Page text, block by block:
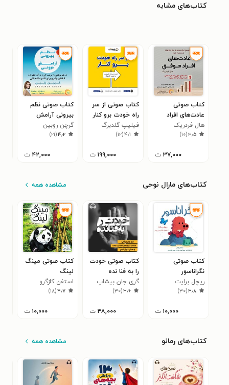
کتاب‌های مشابه
کتاب صوتی
عادت‌های افراد
موفق
هال فردریک
۳٫۵(۱۰)
۳۷,۰۰۰ ت
کتاب صوتی از سر
راه خودت برو کنار
فیلیپ گلدبرگ
۴٫۱(۱۲)
۱۹۹,۰۰۰ ت
کتاب صوتی نظم
بیرونی آرامش
درونی
گرچن روبین
۴٫۲(۲۱)
۴۲,۰۰۰ ت
کتاب‌های مارال نوحی مشاهده همه
کتاب صوتی
نگراناسور
ریچل برایت
۳٫۸(۳۰)
۱۰,۰۰۰ ت
کتاب صوتی خودت
را به فنا نده
گری جان بیشاپ
۳٫۶(۳۰)
۴۸,۰۰۰ ت
کتاب صوتی مینگ
لینگ
استفن کازگرو
۴٫۷(۱۸)
۱۰,۰۰۰ ت
کتاب‌های رمانو مشاهده همه